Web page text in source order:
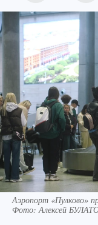
Аэропорт «Пулково»
Фото:Алексей